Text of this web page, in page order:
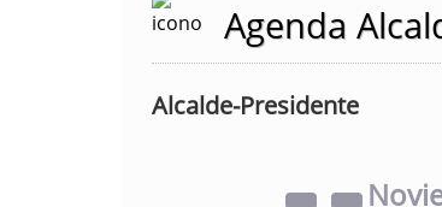
Agenda
Alcalde-Presidente